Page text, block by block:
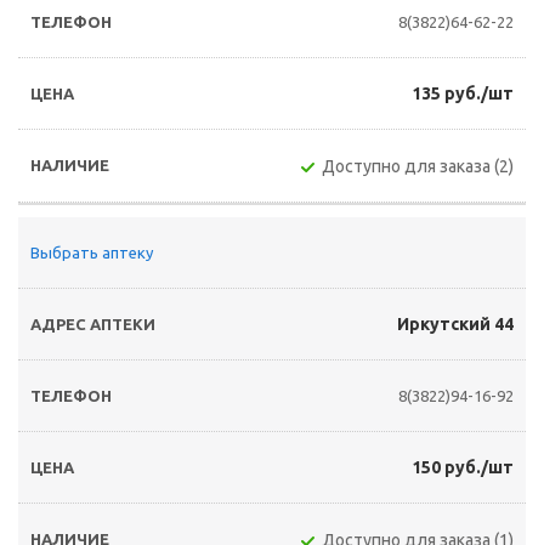
8(3822)64-62-22
135 руб./шт
Доступно для заказа (2)
Выбрать аптеку
Иркутский 44
8(3822)94-16-92
150 руб./шт
Доступно для заказа (1)